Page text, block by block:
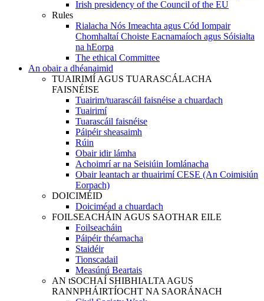
Irish presidency of the Council of the EU
Rules
Rialacha Nós Imeachta agus Cód Iompair
Chomhaltaí Choiste Eacnamaíoch agus Sóisialta
na hEorpa
​​​​​​​​​​​​​​​​​​​​​​The ethical Committee
An obair a dhéanaimid
TUAIRIMÍ AGUS TUARASCÁLACHA
FAISNÉISE
Tuairim/tuarascáil faisnéise a chuardach
Tuairimí
Tuarascáil faisnéise
Páipéir sheasaimh
Rúin
Obair idir lámha
Achoimrí ar na Seisiúin Iomlánacha
Obair leantach ar thuairimí CESE (An Coimisiún
Eorpach)
DOICIMÉID
Doiciméad a chuardach
FOILSEACHÁIN AGUS SAOTHAR EILE
Foilseacháin
Páipéir théamacha
Staidéir
Tionscadail
Measúnú Beartais
AN tSOCHAÍ SHIBHIALTA AGUS
RANNPHÁIRTÍOCHT NA SAORÁNACH